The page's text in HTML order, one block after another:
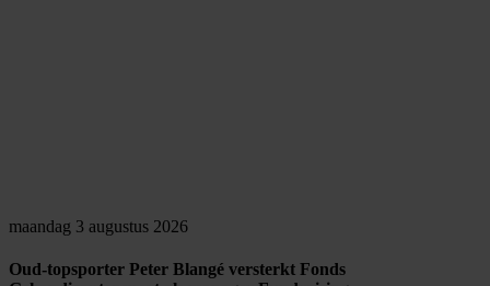
maandag 3 augustus 2026
Oud-topsporter Peter Blangé versterkt Fonds